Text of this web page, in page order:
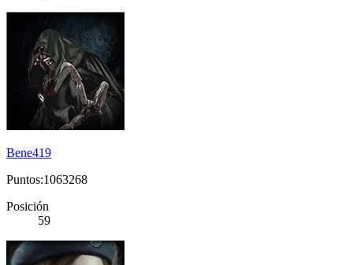
Bene419
Puntos:1063268
Posición
59